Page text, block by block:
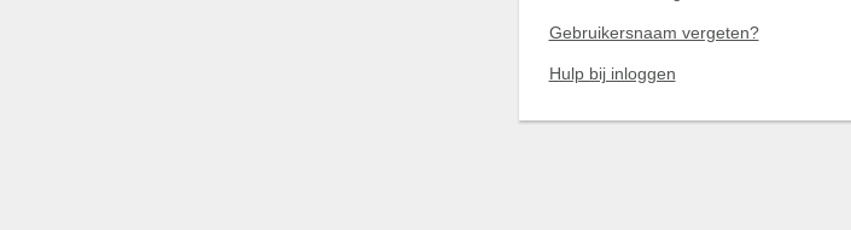
Gebruikersnaam vergeten?
Hulp bij inloggen